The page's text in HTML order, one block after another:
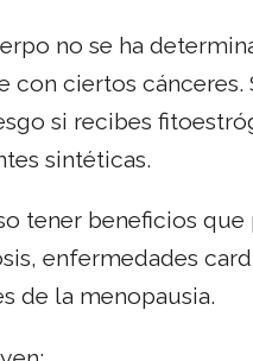
no se ha
con ciertos cánceres.
si recibes
sintéticas.
tener beneficios que
enfermedades
de la menopausia.